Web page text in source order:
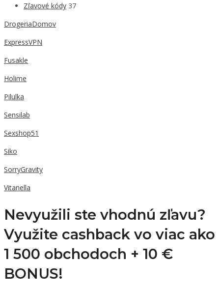
Zľavové kódy 37
DrogeriaDomov
ExpressVPN
Fusakle
Holime
Pilulka
Sensilab
Sexshop51
Siko
SorryGravity
Vitanella
Nevyužili ste vhodnú zľavu?
Využite cashback vo viac ako
1 500 obchodoch + 10 €
BONUS!